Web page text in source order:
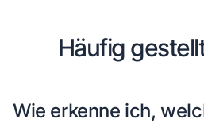
Häufig
Wie erkenne ich,